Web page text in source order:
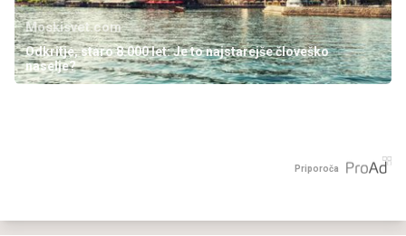
Moskisvet.com
Odkritje, staro 8.000 let: Je to najstarejše človeško
naselje?
Priporoča